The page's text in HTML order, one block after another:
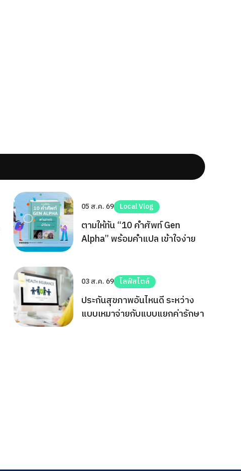
05 ส.ค. 69 Local Vlog
ตามให้ทัน “10 คำศัพท์ Gen
Alpha” พร้อมคำแปล เข้าใจง่าย
03 ส.ค. 69 ไลฟ์สไตล์
ประกันสุขภาพอันไหนดี ระหว่าง
แบบเหมาจ่ายกับแบบแยกค่ารักษา